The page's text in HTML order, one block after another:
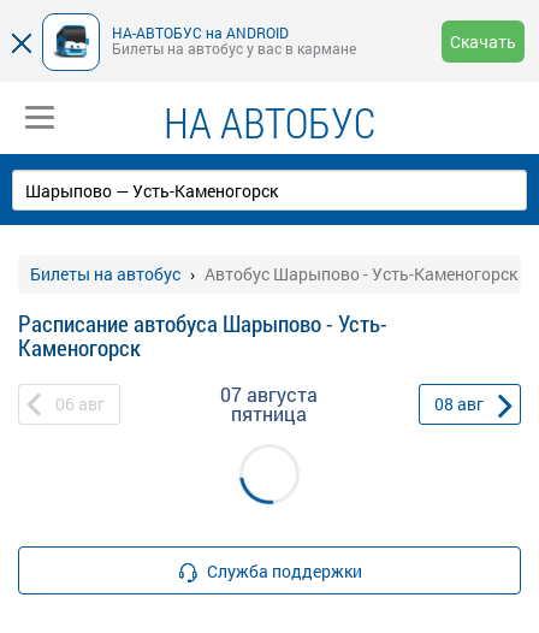
НА-АВТОБУС на ANDROID
Билеты на автобус у вас в кармане
Скачать
НА АВТОБУС
Билеты на автобус Автобус Шарыпово - Усть-Каменогорск
Расписание автобуса Шарыпово - Усть-
Каменогорск
06 авг 07 августа
пятница 08 авг
Служба поддержки